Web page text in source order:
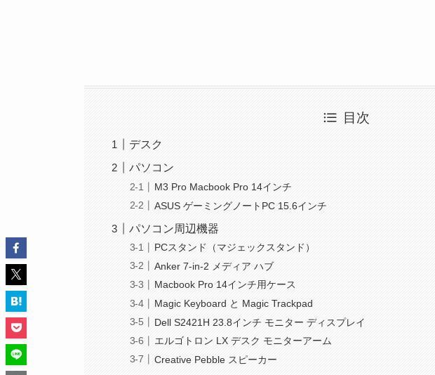
目次
デスク
パソコン
M3 Pro Macbook Pro 14インチ
ASUS ゲーミングノートPC 15.6インチ
パソコン周辺機器
PCスタンド（マジェックスタンド）
Anker 7-in-2 メディア ハブ
Macbook Pro 14インチ用ケース
Magic Keyboard と Magic Trackpad
Dell S2421H 23.8インチ モニター ディスプレイ
エルゴトロン LX デスク モニターアーム
Creative Pebble スピーカー